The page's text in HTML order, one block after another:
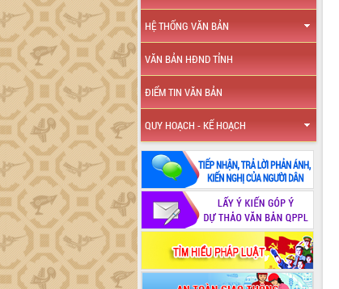
HỆ THỐNG VĂN BẢN
VĂN BẢN HĐND TỈNH
ĐIỂM TIN VĂN BẢN
QUY HOẠCH - KẾ HOẠCH